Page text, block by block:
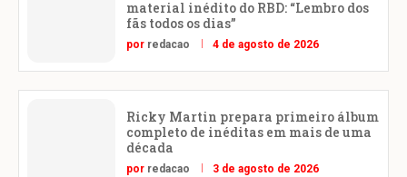
material inédito do RBD: “Lembro dos
fãs todos os dias”
por redacao 4 de agosto de 2026
Ricky Martin prepara primeiro álbum
completo de inéditas em mais de uma
década
por redacao 3 de agosto de 2026